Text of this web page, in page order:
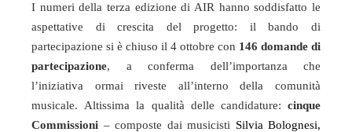
I numeri della terza edizione di AIR hanno soddisfatto le
aspettative di crescita del progetto: il bando di
partecipazione si è chiuso il 4 ottobre con 146 domande di
partecipazione, a conferma dell’importanza che
l’iniziativa ormai riveste all’interno della comunità
musicale. Altissima la qualità delle candidature: cinque
Commissioni – composte dai musicisti Silvia Bolognesi,